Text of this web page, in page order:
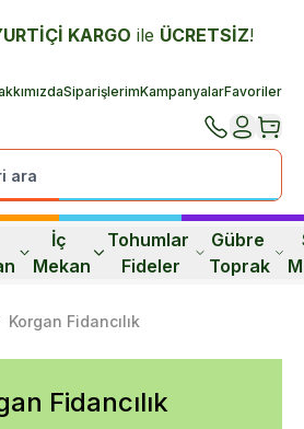
KARGO ile ÜCRETSİZ!
SiparişlerimKampanyalarFavoriler
İç
Mekan
Tohumlar
Fideler
Gübre
Toprak
Korgan Fidancılık
Fidancılık